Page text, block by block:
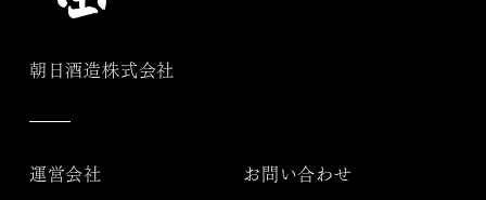
朝日酒造株式会社
運営会社 お問い合わせ